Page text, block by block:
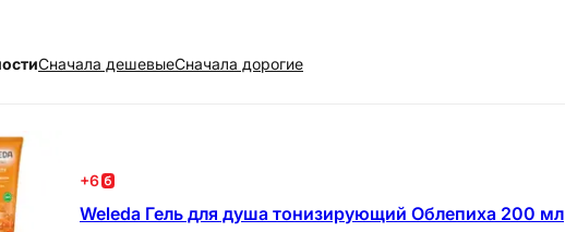
Cначала дешевыеCначала дорогие
+6
Weleda Гель для душа тонизирующий Облепиха 200 мл